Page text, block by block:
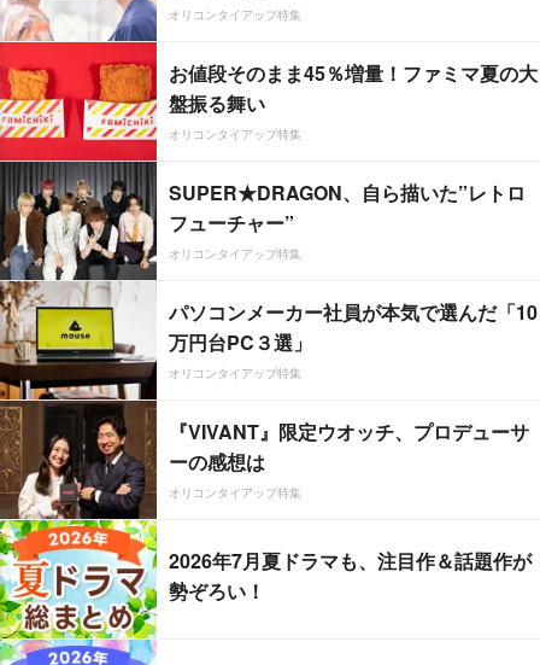
オリコンタイアップ特集
お値段そのまま45％増量！ファミマ夏の大
盤振る舞い
オリコンタイアップ特集
SUPER★DRAGON、自ら描いた”レトロ
フューチャー”
オリコンタイアップ特集
パソコンメーカー社員が本気で選んだ「10
万円台PC３選」
オリコンタイアップ特集
『VIVANT』限定ウオッチ、プロデューサ
ーの感想は
オリコンタイアップ特集
2026年7月夏ドラマも、注目作＆話題作が
勢ぞろい！